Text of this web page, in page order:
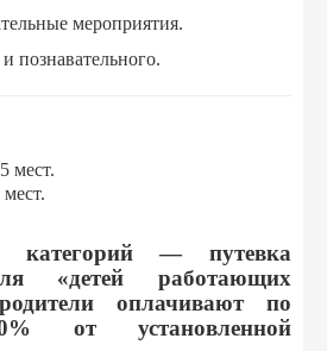
мероприятия.
познавательного.
мест.
категорий — путевка
«детей работающих
оплачивают по
от установленной